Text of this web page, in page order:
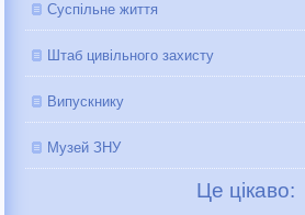
Суспільне життя
Штаб цивільного захисту
Випускнику
Музей ЗНУ
Це цікаво: